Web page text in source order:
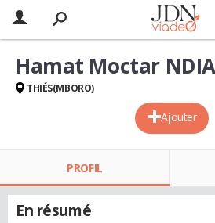
Ajouter
Hamat Moctar
THIÉS(MBORO)
PROFIL
En résumé